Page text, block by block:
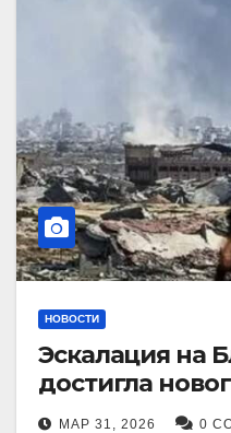
НОВОСТИ
Эскалация на
достигла
МАР 31, 2026 0